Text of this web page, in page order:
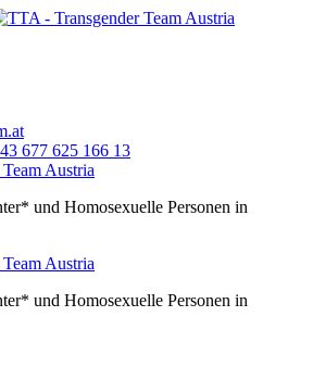
677 625 166 13
und Homosexuelle Personen in
und Homosexuelle Personen in